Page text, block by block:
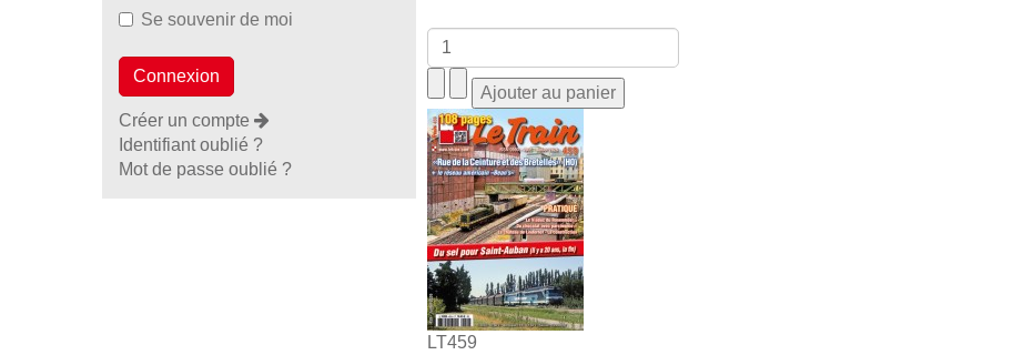
LT459
Se souvenir de moi
Créer un compte
Identifiant oublié ?
Mot de passe oublié ?